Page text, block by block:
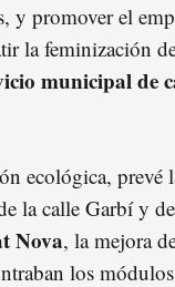
y promover el
la feminización
municipal de
ecológica, prevé
la calle Garbí y
Nova, la mejora
los